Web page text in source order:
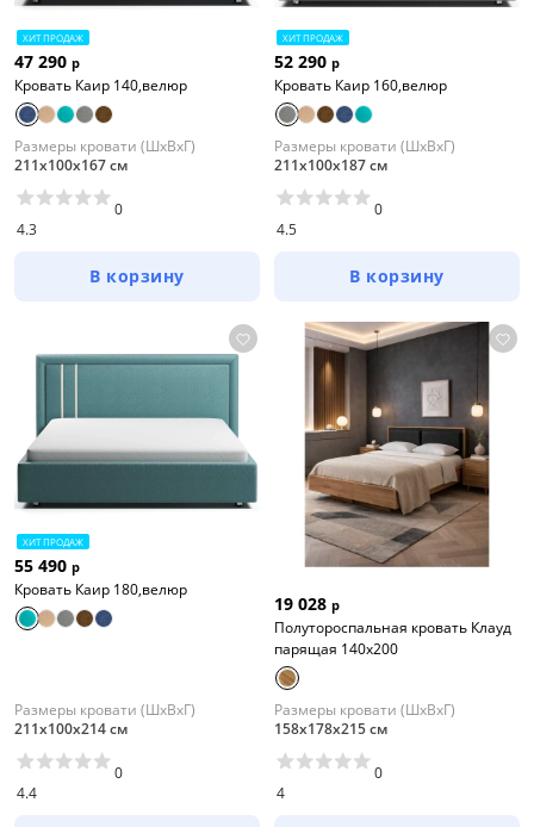
ХИТ ПРОДАЖ
47 290 р
Кровать Каир 140,велюр
Размеры кровати (ШхВхГ)
211х100х167 см
4.3
0
В корзину
ХИТ ПРОДАЖ
52 290 р
Кровать Каир 160,велюр
Размеры кровати (ШхВхГ)
211х100х187 см
4.5
0
В корзину
ХИТ ПРОДАЖ
55 490 р
Кровать Каир 180,велюр
Размеры кровати (ШхВхГ)
211х100х214 см
4.4
0
19 028 р
Полутороспальная кровать Клауд
парящая 140х200
Размеры кровати (ШхВхГ)
158х178х215 см
4
0